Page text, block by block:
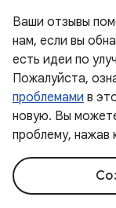
Ваши отзывы
нам, если вы
есть идеи по
Пожалуйста,
проблемами в
новую. Вы
проблему, нажав